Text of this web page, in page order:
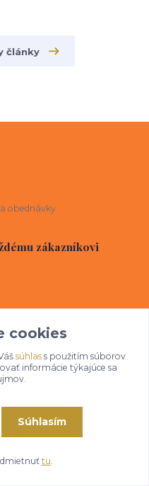
články
obednávky
zákazníkovi
a zľavy!
Prihlásiť sa
za účelom zasielania newslettera.
cookies
súhlass použitím súborov
informácie týkajúce sa
Súhlasím
tu